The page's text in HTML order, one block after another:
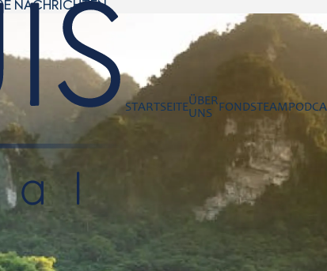
STARTSEITEÜBER
UNS
FONDSTEAM
NACHRICHTEN